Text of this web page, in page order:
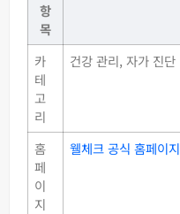
항
목
카
테
고
리
건강 관리, 자가 진단
홈
페
이
지
웰체크 공식 홈페이지